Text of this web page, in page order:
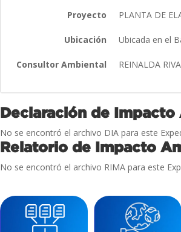
Proyecto PLANTA DE
Ubicación Ubicada en el
Consultor Ambiental REINALDA
Declaración de Impacto
No se encontró el archivo DIA para este
Relatorio de Impacto
No se encontró el archivo RIMA para este